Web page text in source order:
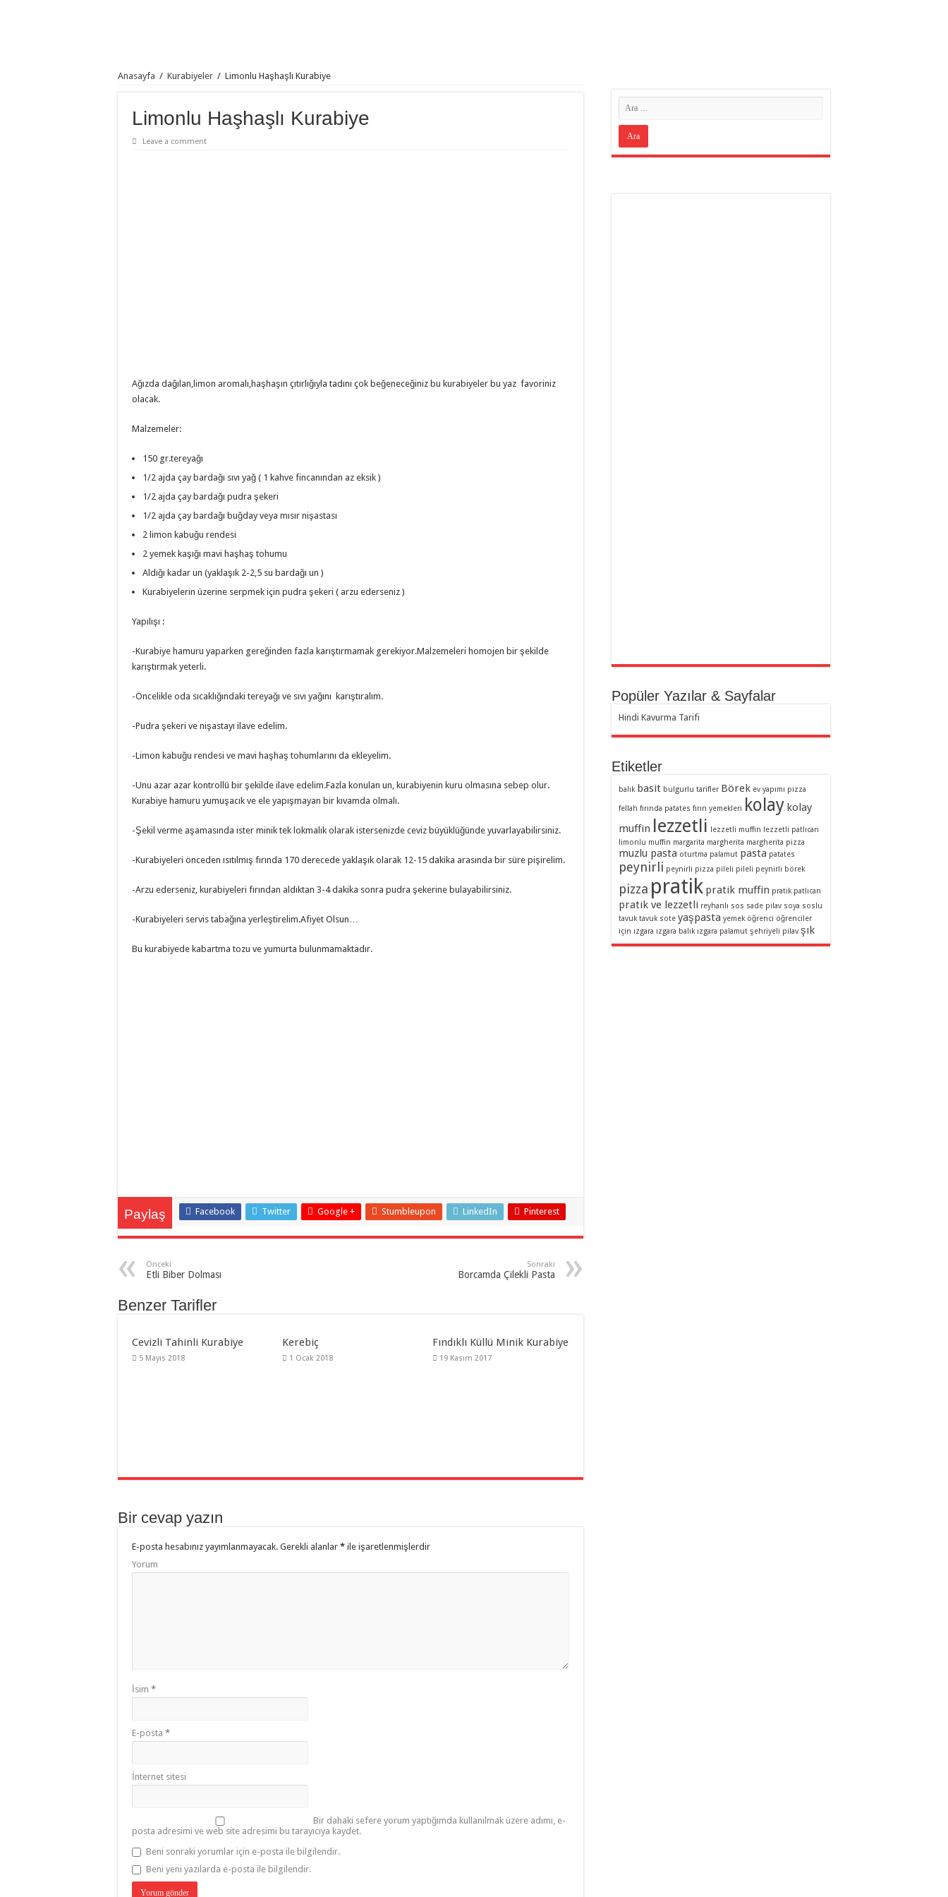
Anasayfa / Kurabiyeler / Limonlu Haşhaşlı Kurabiye
Limonlu Haşhaşlı Kurabiye
Leave a comment
Ağızda dağılan,limon aromalı,haşhaşın çıtırlığıyla tadını çok beğeneceğiniz bu kurabiyeler bu yaz favoriniz
olacak.
Malzemeler:
150 gr.tereyağı
1/2 ajda çay bardağı sıvı yağ ( 1 kahve fincanından az eksik )
1/2 ajda çay bardağı pudra şekeri
1/2 ajda çay bardağı buğday veya mısır nişastası
2 limon kabuğu rendesi
2 yemek kaşığı mavi haşhaş tohumu
Aldığı kadar un (yaklaşık 2-2,5 su bardağı un )
Kurabiyelerin üzerine serpmek için pudra şekeri ( arzu ederseniz )
Yapılışı :
-Kurabiye hamuru yaparken gereğinden fazla karıştırmamak gerekiyor.Malzemeleri homojen bir şekilde
karıştırmak yeterli.
-Öncelikle oda sıcaklığındaki tereyağı ve sıvı yağını karıştıralım.
-Pudra şekeri ve nişastayı ilave edelim.
-Limon kabuğu rendesi ve mavi haşhaş tohumlarını da ekleyelim.
-Unu azar azar kontrollü bir şekilde ilave edelim.Fazla konulan un, kurabiyenin kuru olmasına sebep olur.
Kurabiye hamuru yumuşacık ve ele yapışmayan bir kıvamda olmalı.
-Şekil verme aşamasında ister minik tek lokmalık olarak istersenizde ceviz büyüklüğünde yuvarlayabilirsiniz.
-Kurabiyeleri önceden ısıtılmış fırında 170 derecede yaklaşık olarak 12-15 dakika arasında bir süre pişirelim.
-Arzu ederseniz, kurabiyeleri fırından aldıktan 3-4 dakika sonra pudra şekerine bulayabilirsiniz.
-Kurabiyeleri servis tabağına yerleştirelim.Afiyet Olsun…
Bu kurabiyede kabartma tozu ve yumurta bulunmamaktadır.
Paylaş Facebook Twitter Google + Stumbleupon LinkedIn Pinterest
Önceki
Etli Biber Dolması
Sonraki
Borcamda Çilekli Pasta
Benzer Tarifler
Cevizli Tahinli Kurabiye
5 Mayıs 2018
Kerebiç
1 Ocak 2018
Fındıklı Küllü Minik Kurabiye
19 Kasım 2017
Bir cevap yazın
E-posta hesabınız yayımlanmayacak. Gerekli alanlar * ile işaretlenmişlerdir
Yorum
İsim *
E-posta *
İnternet sitesi
Bir dahaki sefere yorum yaptığımda kullanılmak üzere adımı, e-
posta adresimi ve web site adresimi bu tarayıcıya kaydet.
Beni sonraki yorumlar için e-posta ile bilgilendir.
Beni yeni yazılarda e-posta ile bilgilendir.
Popüler Yazılar & Sayfalar
Hindi Kavurma Tarifi
Etiketler
balık basit bulgurlu tarifler Börek ev yapımı pizza
fellah fırında patates fırın yemekleri kolay kolay
muffin lezzetli lezzetli muffin lezzetli patlıcan
limonlu muffin margarita margherita margherita pizza
muzlu pasta oturtma palamut pasta patates
peynirli peynirli pizza pileli pileli peynirli börek
pizza pratik pratik muffin pratik patlıcan
pratik ve lezzetli reyhanlı sos sade pilav soya soslu
tavuk tavuk sote yaşpasta yemek öğrenci öğrenciler
için ızgara ızgara balık ızgara palamut şehriyeli pilav şık